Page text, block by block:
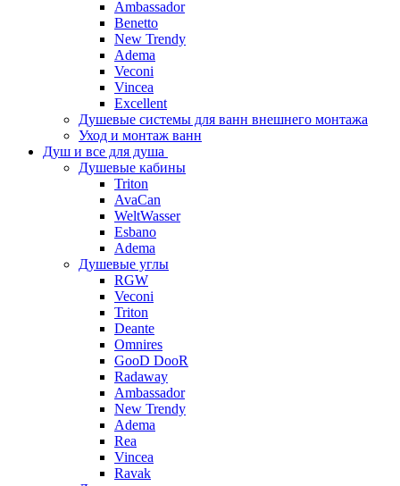
Ambassador
Benetto
New Trendy
Adema
Veconi
Vincea
Excellent
Душевые системы для ванн внешнего монтажа
Уход и монтаж ванн
Душ и все для душа
Душевые кабины
Triton
AvaCan
WeltWasser
Esbano
Adema
Душевые углы
RGW
Veconi
Triton
Deante
Omnires
GooD DooR
Radaway
Ambassador
New Trendy
Adema
Rea
Vincea
Ravak